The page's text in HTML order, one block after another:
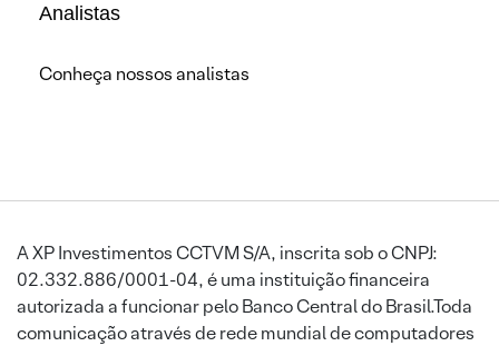
Analistas
Conheça nossos analistas
A XP Investimentos CCTVM S/A, inscrita sob o CNPJ:
02.332.886/0001-04, é uma instituição financeira
autorizada a funcionar pelo Banco Central do Brasil.Toda
comunicação através de rede mundial de computadores